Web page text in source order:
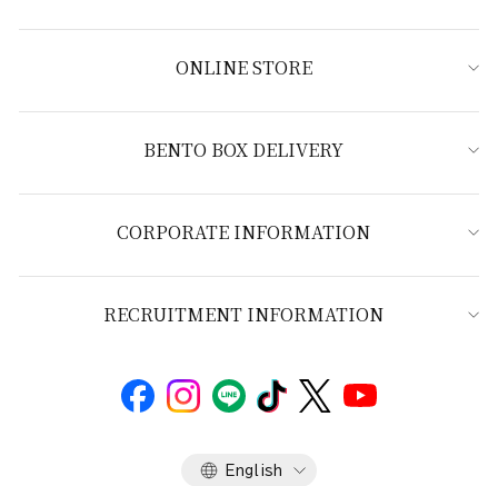
ONLINE STORE
BENTO BOX DELIVERY
CORPORATE INFORMATION
RECRUITMENT INFORMATION
Language
English